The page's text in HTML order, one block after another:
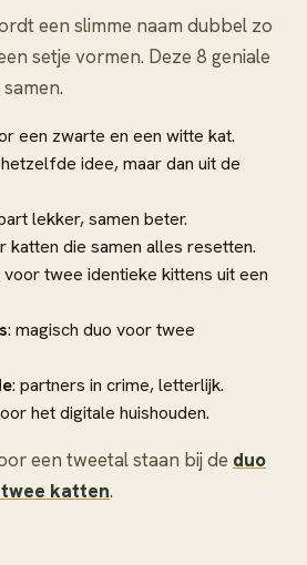
een slimme naam dubbel zo
setje vormen. Deze 8 geniale
een zwarte en een witte kat.
idee, maar dan uit de
lekker, samen beter.
katten die samen alles resetten.
voor twee identieke kittens uit een
: magisch duo voor twee
: partners in crime, letterlijk.
het digitale huishouden.
een tweetal staan bij de duo
katten.